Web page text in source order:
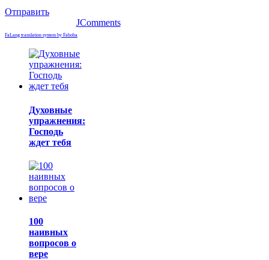
Отправить
JComments
FaLang translation system by Faboba
Духовные
упражнения:
Господь
ждет тебя
100
наивных
вопросов о
вере